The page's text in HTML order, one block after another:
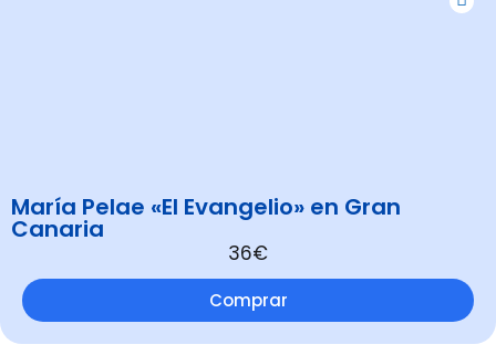
María Pelae «El Evangelio» en Gran
Canaria
36€
Comprar